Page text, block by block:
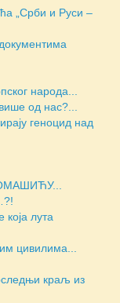
„Срби и Руси –
народа...
од нас?...
геноцид над
лута
цивилима...
краљ из